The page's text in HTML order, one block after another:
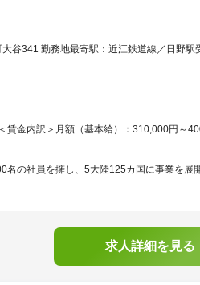
谷341 勤務地最寄駅：近江鉄道線／日野駅
賃金内訳＞月額（基本給）：310,000円～
の社員を擁し、5大陸125カ国に事業を展
求人詳細を見る